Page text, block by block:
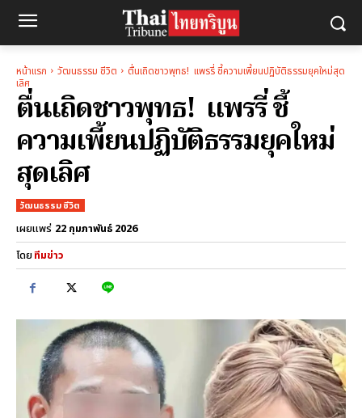
หน้าแรก วัฒนธรรม ชีวิต
ตื่นเถิดชาวพุทธ! แพรรี่ ชี้ความเพี้ยนปฏิบัติธรรมยุคใหม่สุด
เลิศ
ตื่นเถิดชาวพุทธ! แพรรี่ ชี้
ความเพี้ยนปฏิบัติธรรมยุคใหม่
สุดเลิศ
วัฒนธรรม ชีวิต
เผยแพร่ 22 กุมภาพันธ์ 2026
โดยทีมข่าว